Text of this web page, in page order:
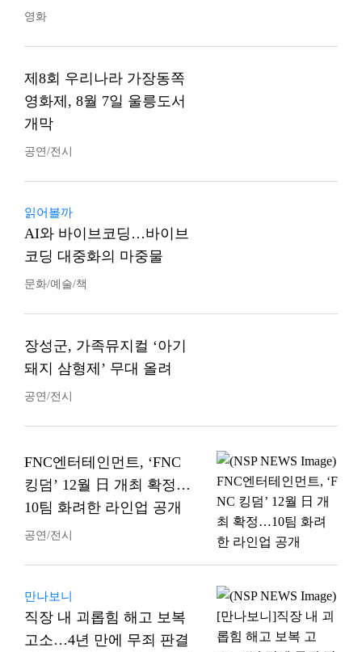
영화
제8회 우리나라 가장동쪽
영화제, 8월 7일 울릉도서
개막
공연/전시
읽어볼까
AI와 바이브코딩…바이브
코딩 대중화의 마중물
문화/예술/책
장성군, 가족뮤지컬 ‘아기
돼지 삼형제’ 무대 올려
공연/전시
FNC엔터테인먼트, ‘FNC
킹덤’ 12월 日 개최 확정…
10팀 화려한 라인업 공개
공연/전시
만나보니
직장 내 괴롭힘 해고 보복
고소…4년 만에 무죄 판결